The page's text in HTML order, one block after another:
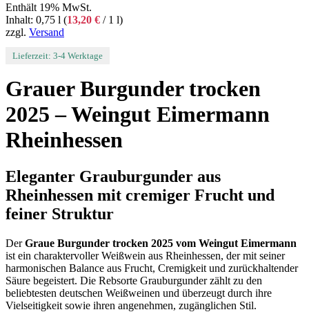
Enthält 19% MwSt.
Inhalt: 0,75 l (13,20 € / 1 l)
zzgl. Versand
Lieferzeit: 3-4 Werktage
Grauer Burgunder trocken
2025 – Weingut Eimermann
Rheinhessen
Eleganter Grauburgunder aus
Rheinhessen mit cremiger Frucht und
feiner Struktur
DerGraue Burgunder trocken 2025 vom Weingut Eimermann
ist ein charaktervoller Weißwein aus Rheinhessen, der mit seiner
harmonischen Balance aus Frucht, Cremigkeit und zurückhaltender
Säure begeistert. Die Rebsorte Grauburgunder zählt zu den
beliebtesten deutschen Weißweinen und überzeugt durch ihre
Vielseitigkeit sowie ihren angenehmen, zugänglichen Stil.